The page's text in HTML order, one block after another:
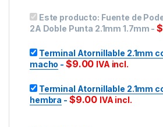
Este producto: Fuente de
2A Doble Punta 2.1mm 1.7mm - $
Terminal Atornillable 2.1mm
macho - $9.00 IVA incl.
Terminal Atornillable 2.1mm
hembra - $9.00 IVA incl.